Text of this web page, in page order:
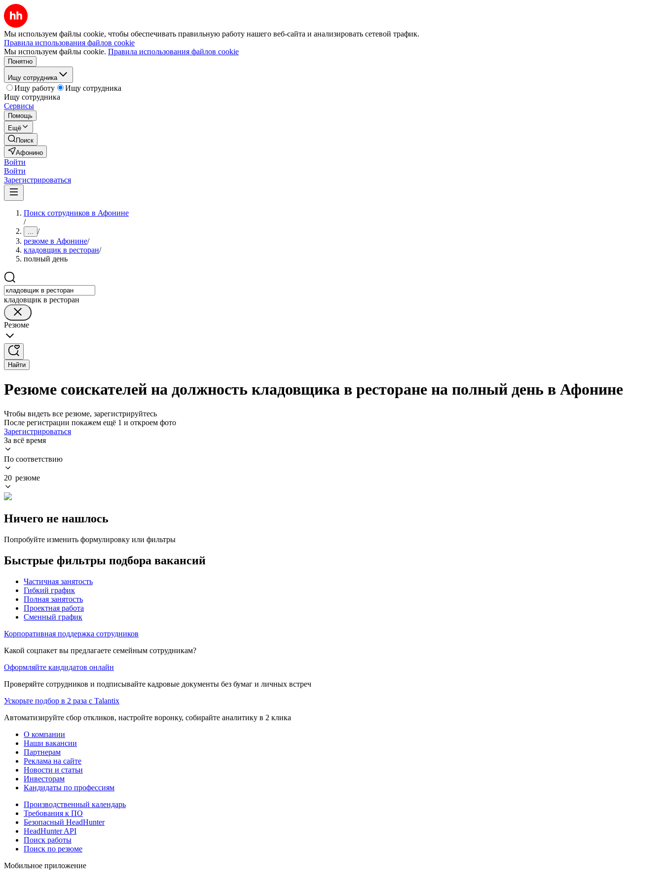
Мы используем файлы cookie, чтобы обеспечивать правильную работу нашего веб-сайта и анализировать сетевой трафик.
Правила использования файлов cookie
Мы используем файлы cookie. Правила использования файлов cookie
Понятно
Ищу сотрудника
Ищу работу
Ищу сотрудника
Ищу сотрудника
Сервисы
Помощь
Ещё
Поиск
Афонино
Войти
Войти
Зарегистрироваться
Поиск сотрудников в Афонине
/
... /
резюме в Афонине/
кладовщик в ресторан/
полный день
кладовщик в ресторан
Резюме
Найти
Резюме соискателей на должность кладовщика в ресторане на полный день в Афонине
Чтобы видеть все резюме, зарегистрируйтесь
После регистрации покажем ещё 1 и откроем фото
Зарегистрироваться
За всё время
По соответствию
20 резюме
Ничего не нашлось
Попробуйте изменить формулировку или фильтры
Быстрые фильтры подбора вакансий
Частичная занятость
Гибкий график
Полная занятость
Проектная работа
Сменный график
Корпоративная поддержка сотрудников
Какой соцпакет вы предлагаете семейным сотрудникам?
Оформляйте кандидатов онлайн
Проверяйте сотрудников и подписывайте кадровые документы без бумаг и личных встреч
Ускорьте подбор в 2 раза с Talantix
Автоматизируйте сбор откликов, настройте воронку, собирайте аналитику в 2 клика
О компании
Наши вакансии
Партнерам
Реклама на сайте
Новости и статьи
Инвесторам
Кандидаты по профессиям
Производственный календарь
Требования к ПО
Безопасный HeadHunter
HeadHunter API
Поиск работы
Поиск по резюме
Мобильное приложение